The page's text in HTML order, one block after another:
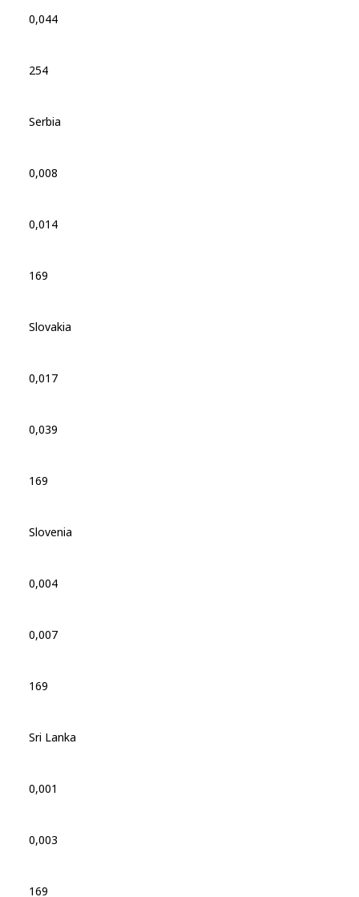
0,044
254
Serbia
0,008
0,014
169
Slovakia
0,017
0,039
169
Slovenia
0,004
0,007
169
Sri Lanka
0,001
0,003
169